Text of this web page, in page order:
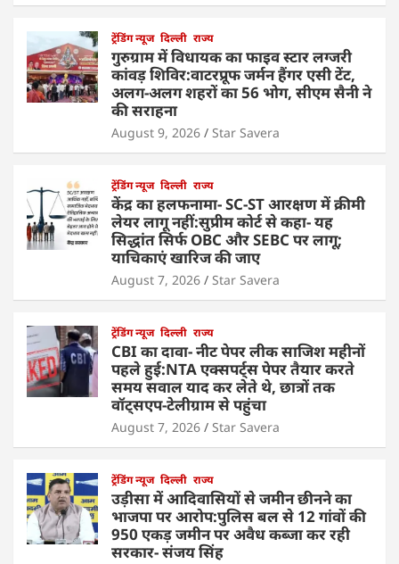
ट्रेंडिंग न्यूज दिल्ली राज्य
गुरुग्राम में विधायक का फाइव स्टार लग्जरी
कांवड़ शिविर:वाटरप्रूफ जर्मन हैंगर एसी टेंट,
अलग-अलग शहरों का 56 भोग, सीएम सैनी ने
की सराहना
August 9, 2026 Star Savera
ट्रेंडिंग न्यूज दिल्ली राज्य
केंद्र का हलफनामा- SC-ST आरक्षण में क्रीमी
लेयर लागू नहीं:सुप्रीम कोर्ट से कहा- यह
सिद्धांत सिर्फ OBC और SEBC पर लागू;
याचिकाएं खारिज की जाए
August 7, 2026 Star Savera
ट्रेंडिंग न्यूज दिल्ली राज्य
CBI का दावा- नीट पेपर लीक साजिश महीनों
पहले हुई:NTA एक्सपर्ट्स पेपर तैयार करते
समय सवाल याद कर लेते थे, छात्रों तक
वॉट्सएप-टेलीग्राम से पहुंचा
August 7, 2026 Star Savera
ट्रेंडिंग न्यूज दिल्ली राज्य
उड़ीसा में आदिवासियों से जमीन छीनने का
भाजपा पर आरोप:पुलिस बल से 12 गांवों की
950 एकड़ जमीन पर अवैध कब्जा कर रही
सरकार- संजय सिंह